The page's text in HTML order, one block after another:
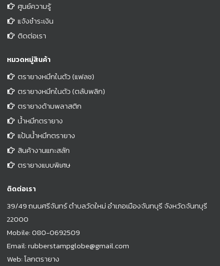
ศูนย์ความรู้
แจ้งชำระเงิน
ติดต่อเรา
หมวดหมู่สินค้า
ตรายางหมึกในตัว (แฟลช)
ตรายางหมึกในตัว (ตลับพลิก)
ตรายางด้ามพลาสติก
น้ำหมึกตรายาง
แป้นน้ำหมึกตรายาง
สินค้างานแกะสลัก
ตรายางแบบพิเศษ
ติดต่อเรา
39/49 ถนนศรีจันทร์ ตำบลวัดใหม่ อำเภอเมืองจันทบุรี จังหวัดจันทบุรี
22000
Mobile:080-0692509
Email:rubberstampglobe@gmail.com
Web:โลกตรายาง